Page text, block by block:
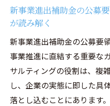
新事業進出補助金の公募
が読み解く
新事業進出補助金の公募要
事業推進に直結する重要な
サルティングの役割は、複
し、企業の実態に即した具
落とし込むことにあります。